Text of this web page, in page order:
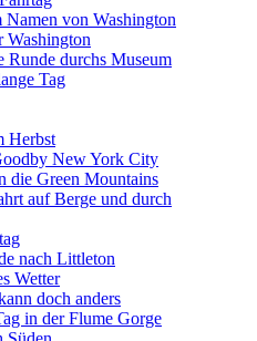
Namen von Washington
Washington
Runde durchs Museum
Tag
Herbst
New York City
die Green Mountains
auf Berge und durch
nach Littleton
Wetter
doch anders
in der Flume Gorge